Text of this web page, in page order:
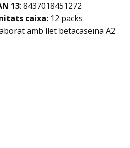
13: ​​​​​​8437018451272
caixa: 12 packs
amb llet betacaseïna A2